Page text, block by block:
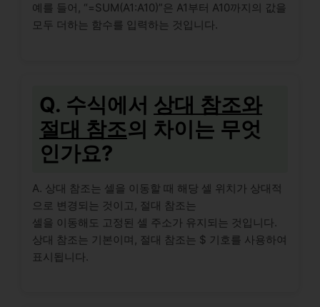
예를 들어, “=SUM(A1:A10)”은 A1부터 A10까지의 값을
모두 더하는 함수를 입력하는 것입니다.
Q. 수식에서 상대 참조와
절대 참조의 차이는 무엇
인가요?
A. 상대 참조는 셀을 이동할 때 해당 셀 위치가 상대적
으로 변경되는 것이고, 절대 참조는
셀을 이동해도 고정된 셀 주소가 유지되는 것입니다.
상대 참조는 기본이며, 절대 참조는 $ 기호를 사용하여
표시됩니다.